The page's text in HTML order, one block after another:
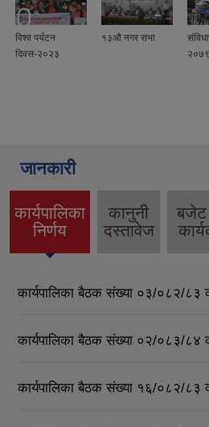
विश्व पर्यटन
दिवस-२०२३
१३औ नगर सभा
२०७९
जानकारी
कार्यपालिका
निर्णय
(active
कानुनी
दस्तावेज
बजेट
कार्यपालिका बैठक संख्या ०३/०८२/८३
कार्यपालिका बैठक संख्या ०२/०८३/८४
कार्यपालिका बैठक संख्या १६/०८२/८३